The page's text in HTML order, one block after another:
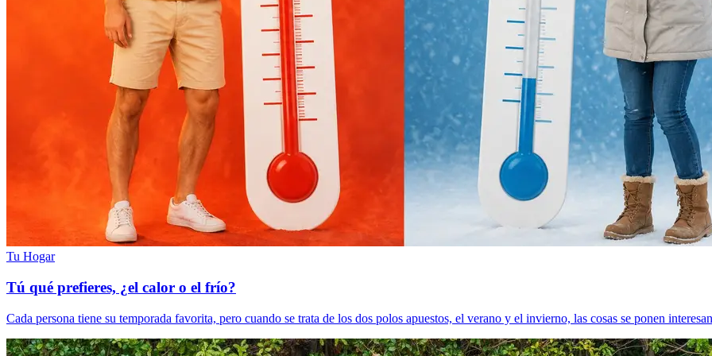
Tu Hogar
Tú qué prefieres, ¿el calor o el frío?
Cada persona tiene su temporada favorita, pero cuando se trata de los dos polos apuestos, el verano y el invierno, las cosas se ponen